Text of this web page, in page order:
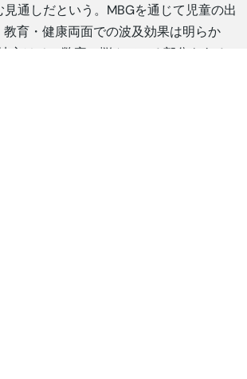
通しだという。MBGを通じて児童の出
育・健康両面での波及効果は明らか
はその弊害に悩んでいる部分もある。